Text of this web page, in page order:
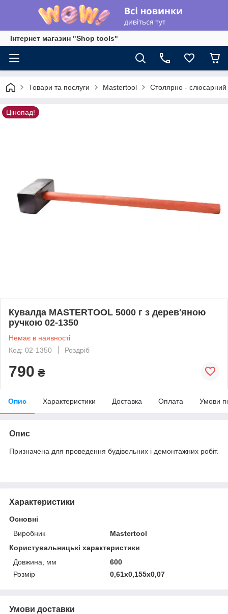
Інтернет магазин "Shop tools"
Товари та послуги Mastertool Столярно - слюсарний
Цінопад!
Кувалда MASTERTOOL 5000 г з дерев'яною
ручкою 02-1350
Немає в наявності
Код: 02-1350
Роздріб
790 ₴
Опис Характеристики Доставка Оплата Умови
Опис
Призначена для проведення будівельних і демонтажних робіт.
Характеристики
Основні
Виробник
Mastertool
Користувальницькі характеристики
Довжина, мм
600
Розмір
0,61x0,155x0,07
Умови доставки